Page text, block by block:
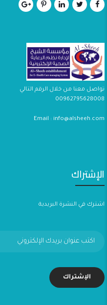
تواصل معنا من خلال الرقم التالي
00962795628008
Email : info@alsheeh.com
الإشتراك
اشترك في النشرة البريدية